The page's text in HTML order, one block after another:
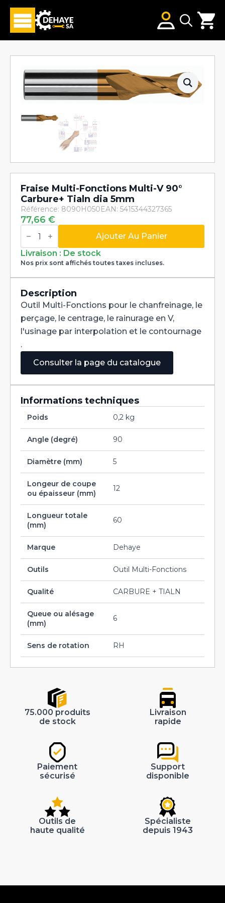
Fraise Multi-Fonctions Multi-V 90°
Carbure+ Tialn dia 5mm
Référence: 8090H050EAN: 5415344327365
77,66 €
quantité
de
Multi-
Fonctions
Multi-
V
Carbure+
Tialn
dia
5mm
Ajouter Au Panier
Livraison : De stock
Nos prix sont affichés toutes taxes incluses.
Description
Outil Multi-Fonctions pour le chanfreinage, le
perçage, le centrage, le rainurage en V,
l'usinage par interpolation et le contournage
.
Consulter la page du catalogue
Informations techniques
Poids 0,2 kg
Angle (degré) 90
Diamètre (mm) 5
Longeur de coupe
ou épaisseur (mm)
12
Longueur totale
(mm)
60
Marque Dehaye
Outils Outil Multi-Fonctions
Qualité CARBURE + TIALN
Queue ou alésage
(mm)
6
Sens de rotation RH
75.000 produits
de stock
Livraison
rapide
Paiement
sécurisé
Support
disponible
Outils de
haute qualité
Spécialiste
depuis 1943